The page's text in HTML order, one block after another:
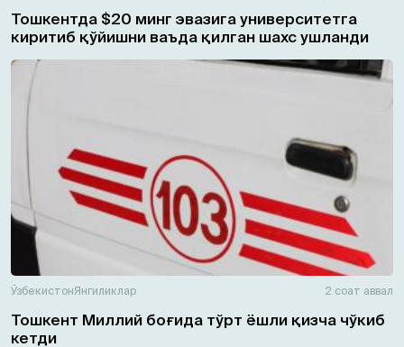
Тошкентда $20 минг эвазига университетга
киритиб қўйишни ваъда қилган шахс ушланди
ЎзбекистонЯнгиликлар 2 соат аввал
Тошкент Миллий боғида тўрт ёшли қизча чўкиб
кетди